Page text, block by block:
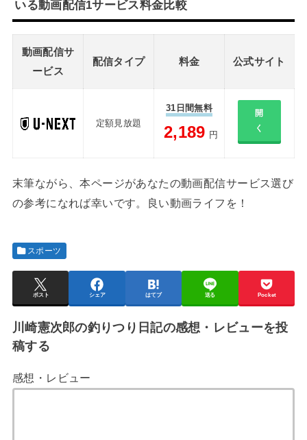
いる動画配信1サービス料金比較
動画配信サ
ービス
配信タイプ 料金 公式サイト
定額見放題
31日間無料
2,189 円
開
く
末筆ながら、本ページがあなたの動画配信サービス選び
の参考になれば幸いです。良い動画ライフを！
スポーツ
ポスト シェア はてブ 送る Pocket
川崎憲次郎の釣りつり日記の感想・レビューを投
稿する
感想・レビュー